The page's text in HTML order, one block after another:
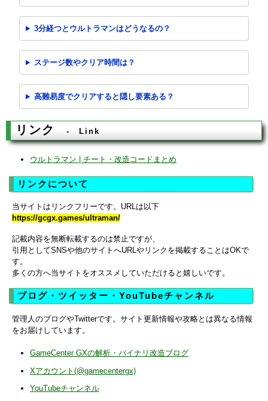
3分経つとウルトラマンはどうなるの？
ステージ数やクリア時間は？
高難易度でクリアすると隠し要素ある？
リンク Link
ウルトラマン | チート・改造コードまとめ
リンクについて
当サイトはリンクフリーです。URLは以下
https://gcgx.games/ultraman/
記載内容を無断転載するのは禁止ですが、
引用としてSNSや他のサイトへURLやリンクを掲載することはOKで
す。
多くの方へ当サイトをオススメしていただけると嬉しいです。
ブログ・ツイッター・YouTubeチャンネル
管理人のブログやTwitterです。サイト更新情報や攻略とは異なる情報
をお届けしています。
GameCenter GXの解析・バイナリ改造ブログ
Xアカウント(@gamecentergx)
YouTubeチャンネル